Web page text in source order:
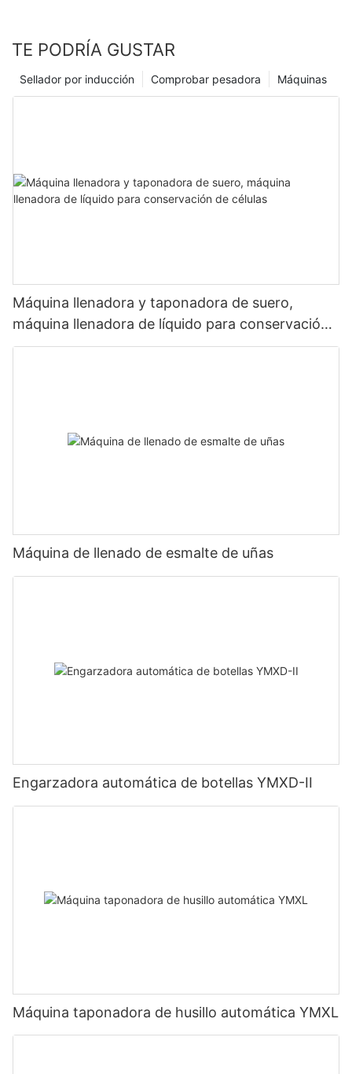
TE PODRÍA GUSTAR
Máquinas
Comprobar pesadora
Sellador por inducción
Máquina llenadora y taponadora de suero,
máquina llenadora de líquido para conservación
de células
Máquina de llenado de esmalte de uñas
Engarzadora automática de botellas YMXD-II
Máquina taponadora de husillo automática YMXL